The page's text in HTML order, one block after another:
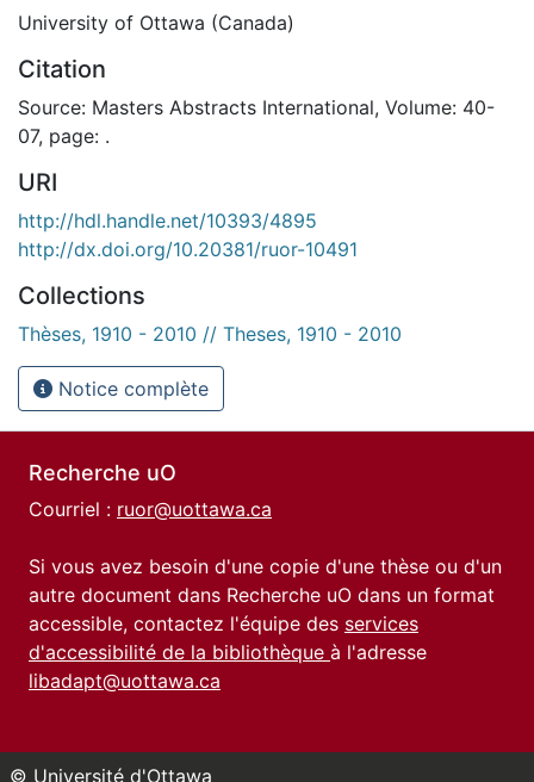
University of Ottawa (Canada)
Citation
Source: Masters Abstracts International, Volume: 40-
07, page: .
URI
http://hdl.handle.net/10393/4895
http://dx.doi.org/10.20381/ruor-10491
Collections
Thèses, 1910 - 2010 // Theses, 1910 - 2010
Notice complète
Recherche uO
Courriel : ruor@uottawa.ca
Si vous avez besoin d'une copie d'une thèse ou d'un
autre document dans Recherche uO dans un format
accessible, contactez l'équipe des services
d'accessibilité de la bibliothèque à l'adresse
libadapt@uottawa.ca
© Université d'Ottawa